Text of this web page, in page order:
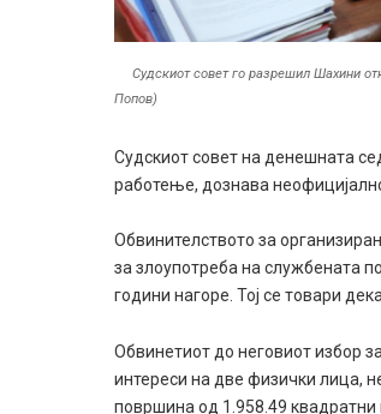
Судскиот совет го разрешил Шахини
Попов)
Судскиот совет на денешната
работење, дознава
Обвинителството за
за злоупотреба на службената
години нагоре. Тој се товари
Обвинетиот до неговиот избор
интереси на две физички лица,
површина од 1.958.49 квадратни